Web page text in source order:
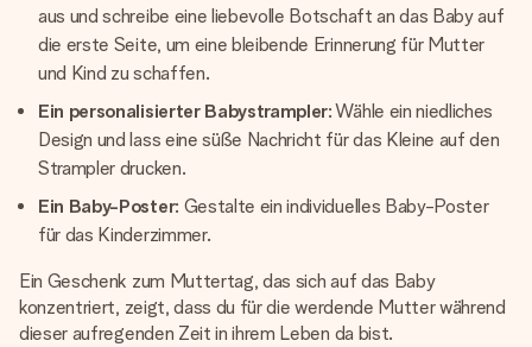
aus und schreibe eine liebevolle Botschaft an das Baby auf
die erste Seite, um eine bleibende Erinnerung für Mutter
und Kind zu schaffen.
Ein personalisierter Babystrampler: Wähle ein niedliches
Design und lass eine süße Nachricht für das Kleine auf den
Strampler drucken.
Ein Baby-Poster: Gestalte ein individuelles Baby-Poster
für das Kinderzimmer.
Ein Geschenk zum Muttertag, das sich auf das Baby
konzentriert, zeigt, dass du für die werdende Mutter während
dieser aufregenden Zeit in ihrem Leben da bist.